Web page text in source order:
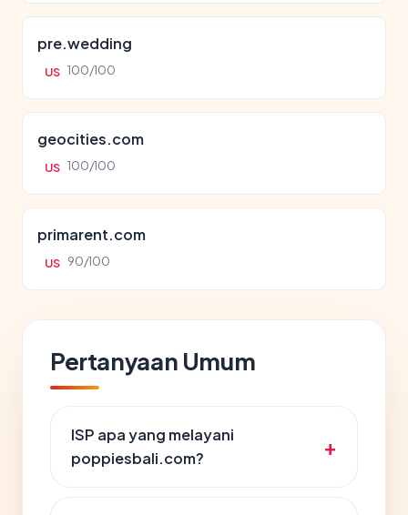
pre.wedding
US 100/100
geocities.com
US 100/100
primarent.com
US 90/100
Pertanyaan Umum
ISP apa yang melayani
poppiesbali.com?